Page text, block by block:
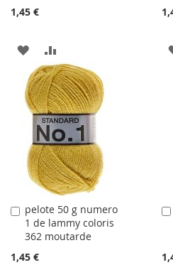
1,45 €
AJOUTER
À
LA
LISTE
D'ACHATS
AU
COMPARATEUR
pelote 50 g numero
1 de lammy coloris
362 moutarde
1,45 €
Ajouter
au
panier